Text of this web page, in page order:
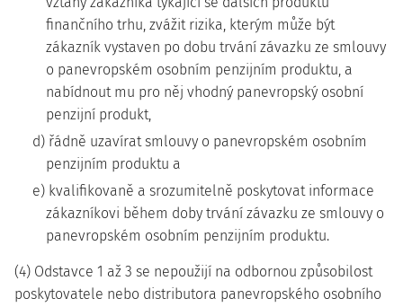
finančního trhu, zvážit rizika, kterým může být
zákazník vystaven po dobu trvání závazku ze smlouvy
o panevropském osobním penzijním produktu, a
nabídnout mu pro něj vhodný panevropský osobní
penzijní produkt,
d) řádně uzavírat smlouvy o panevropském osobním
penzijním produktu a
e) kvalifikovaně a srozumitelně poskytovat informace
zákazníkovi během doby trvání závazku ze smlouvy o
panevropském osobním penzijním produktu.
(4) Odstavce 1 až 3 se nepoužijí na odbornou způsobilost
poskytovatele nebo distributora panevropského osobního